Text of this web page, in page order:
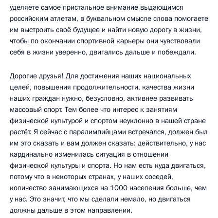
уделяете самое пристальное внимание выдающимся
российским атлетам, в буквальном смысле слова помогаете
им выстроить своё будущее и найти новую дорогу в жизни,
чтобы по окончании спортивной карьеры они чувствовали
себя в жизни уверенно, двигались дальше и побеждали.
Дорогие друзья! Для достижения наших национальных
целей, повышения продолжительности, качества жизни
наших граждан нужно, безусловно, активнее развивать
массовый спорт. Тем более что интерес к занятиям
физической культурой и спортом неуклонно в нашей стране
растёт. Я сейчас с паралимпийцами встречался, должен был
им это сказать и вам должен сказать: действительно, у нас
кардинально изменилась ситуация в отношении
физической культуры и спорта. Но нам есть куда двигаться,
потому что в некоторых странах, у наших соседей,
количество занимающихся на 1000 населения больше, чем
у нас. Это значит, что мы сделали немало, но двигаться
должны дальше в этом направлении.